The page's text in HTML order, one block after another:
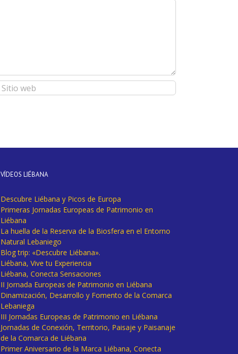
VÍDEOS LIÉBANA
Descubre Liébana y Picos de Europa
Primeras Jornadas Europeas de Patrimonio en
Liébana
La huella de la Reserva de la Biosfera en el Entorno
Natural Lebaniego
Blog trip: «Descubre Liébana».
Liébana, Vive tu Experiencia
Liébana, Conecta Sensaciones
II Jornada Europeas de Patrimonio en Liébana
Dinamización, Desarrollo y Fomento de la Comarca
Lebaniega
III Jornadas Europeas de Patrimonio en Liébana
Jornadas de Conexión, Territorio, Paisaje y Paisanaje
de la Comarca de Liébana
Primer Aniversario de la Marca Liébana, Conecta